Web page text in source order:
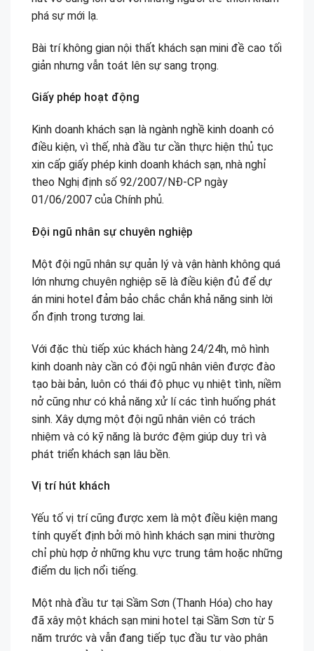
phá sự mới lạ.
Bài trí không gian nội thất khách sạn mini đề cao tối
giản nhưng vẫn toát lên sự sang trọng.
Giấy phép hoạt động
Kinh doanh khách sạn là ngành nghề kinh doanh có
điều kiện, vì thế, nhà đầu tư cần thực hiện thủ tục
xin cấp giấy phép kinh doanh khách sạn, nhà nghỉ
theo Nghị định số 92/2007/NĐ-CP ngày
01/06/2007 của Chính phủ.
Đội ngũ nhân sự chuyên nghiệp
Một đội ngũ nhân sự quản lý và vận hành không quá
lớn nhưng chuyên nghiệp sẽ là điều kiện đủ để dự
án mini hotel đảm bảo chắc chắn khả năng sinh lời
ổn định trong tương lai.
Với đặc thù tiếp xúc khách hàng 24/24h, mô hình
kinh doanh này cần có đội ngũ nhân viên được đào
tạo bài bản, luôn có thái độ phục vụ nhiệt tình, niềm
nở cũng như có khả năng xử lí các tình huống phát
sinh. Xây dựng một đội ngũ nhân viên có trách
nhiệm và có kỹ năng là bước đệm giúp duy trì và
phát triển khách sạn lâu bền.
Vị trí hút khách
Yếu tố vị trí cũng được xem là một điều kiện mang
tính quyết định bởi mô hình khách sạn mini thường
chỉ phù hợp ở những khu vực trung tâm hoặc những
điểm du lịch nổi tiếng.
Một nhà đầu tư tại Sầm Sơn (Thanh Hóa) cho hay
đã xây một khách sạn mini hotel tại Sầm Sơn từ 5
năm trước và vẫn đang tiếp tục đầu tư vào phân